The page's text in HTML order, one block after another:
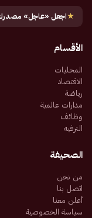
★اجعل «عاجل»
الأقسام
المحليات
الاقتصاد
رياضة
مدارات عالمية
وظائف
الترفيه
الصحيفة
من نحن
اتصل بنا
أعلن معنا
سياسة الخصوصية